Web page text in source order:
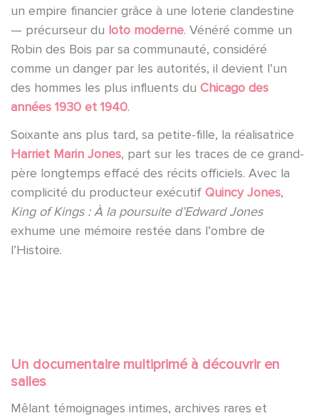
un empire financier grâce à une loterie clandestine
— précurseur du loto moderne. Vénéré comme un
Robin des Bois par sa communauté, considéré
comme un danger par les autorités, il devient l’un
des hommes les plus influents du Chicago des
années 1930 et 1940.
Soixante ans plus tard, sa petite-fille, la réalisatrice
Harriet Marin Jones, part sur les traces de ce grand-
père longtemps effacé des récits officiels. Avec la
complicité du producteur exécutif Quincy Jones,
King of Kings : À la poursuite d’Edward Jones
exhume une mémoire restée dans l’ombre de
l’Histoire.
Un documentaire multiprimé à découvrir en
salles
Mêlant témoignages intimes, archives rares et